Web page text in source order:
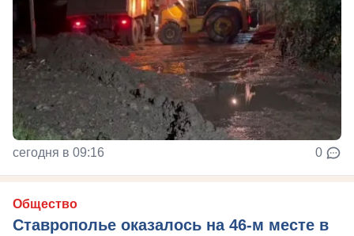
сегодня в 09:16 0
Общество
Ставрополье оказалось на 46-м месте в